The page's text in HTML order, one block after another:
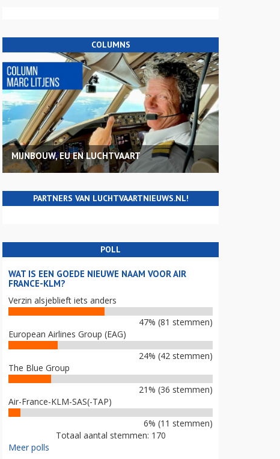
COLUMNS
MIJNBOUW, EU EN LUCHTVAART
PARTNERS VAN LUCHTVAARTNIEUWS.NL!
POLL
WAT IS EEN GOEDE NIEUWE NAAM VOOR AIR
FRANCE-KLM?
Verzin alsjeblieft iets anders
47% (81 stemmen)
European Airlines Group (EAG)
24% (42 stemmen)
The Blue Group
21% (36 stemmen)
Air-France-KLM-SAS(-TAP)
6% (11 stemmen)
Totaal aantal stemmen: 170
Meer polls